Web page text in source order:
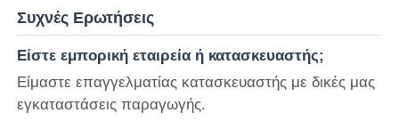
Συχνές Ερωτήσεις
Είστε εμπορική εταιρεία ή κατασκευαστής;
Είμαστε επαγγελματίας κατασκευαστής με δικές μας
εγκαταστάσεις παραγωγής.